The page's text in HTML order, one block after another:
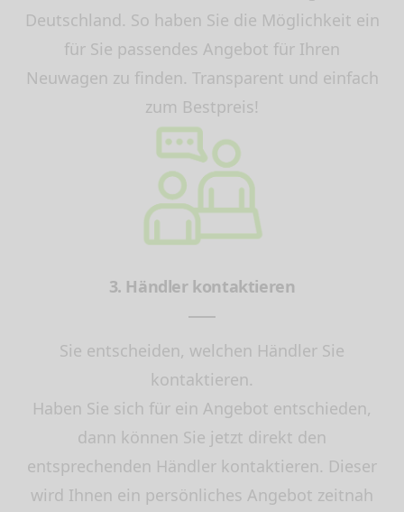
Deutschland. So haben Sie die Möglichkeit ein
für Sie passendes Angebot für Ihren
Neuwagen zu finden. Transparent und einfach
zum Bestpreis!
3. Händler kontaktieren
Sie entscheiden, welchen Händler Sie
kontaktieren.
Haben Sie sich für ein Angebot entschieden,
dann können Sie jetzt direkt den
entsprechenden Händler kontaktieren. Dieser
wird Ihnen ein persönliches Angebot zeitnah